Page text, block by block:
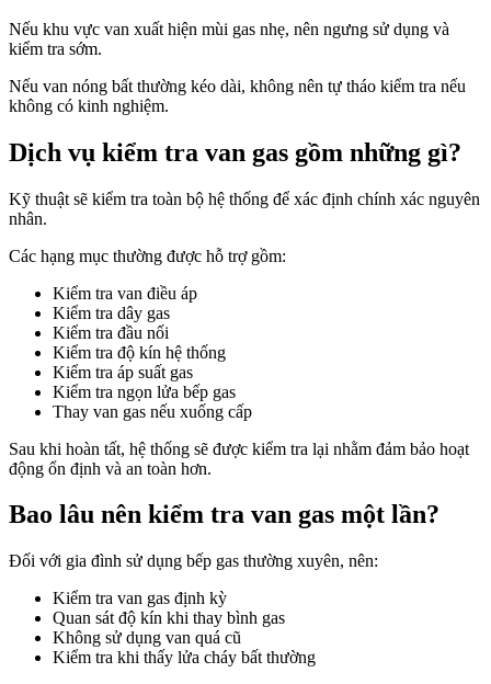
Nếu khu vực van xuất hiện mùi gas nhẹ, nên ngưng sử dụng và
kiểm tra sớm.
Nếu van nóng bất thường kéo dài, không nên tự tháo kiểm tra nếu
không có kinh nghiệm.
Dịch vụ kiểm tra van gas gồm những gì?
Kỹ thuật sẽ kiểm tra toàn bộ hệ thống để xác định chính xác nguyên
nhân.
Các hạng mục thường được hỗ trợ gồm:
Kiểm tra van điều áp
Kiểm tra dây gas
Kiểm tra đầu nối
Kiểm tra độ kín hệ thống
Kiểm tra áp suất gas
Kiểm tra ngọn lửa bếp gas
Thay van gas nếu xuống cấp
Sau khi hoàn tất, hệ thống sẽ được kiểm tra lại nhằm đảm bảo hoạt
động ổn định và an toàn hơn.
Bao lâu nên kiểm tra van gas một lần?
Đối với gia đình sử dụng bếp gas thường xuyên, nên:
Kiểm tra van gas định kỳ
Quan sát độ kín khi thay bình gas
Không sử dụng van quá cũ
Kiểm tra khi thấy lửa cháy bất thường